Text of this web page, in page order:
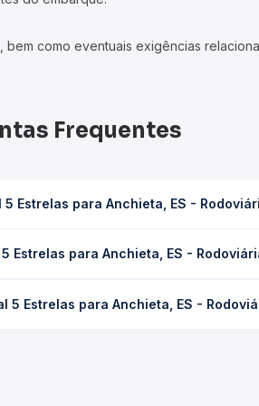
como eventuais exigências
Frequentes
Estrelas para Anchieta, ES -
Passagem você consulta os horários
Estrelas para Anchieta, ES -
você compara os preços de todas
5 Estrelas para Anchieta, ES -